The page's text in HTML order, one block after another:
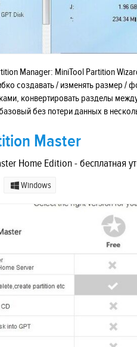
Manager: MiniTool Partition
создавать / изменять размер /
конвертировать разделы
без потери данных в
Master
Home Edition - бесплатная
Windows